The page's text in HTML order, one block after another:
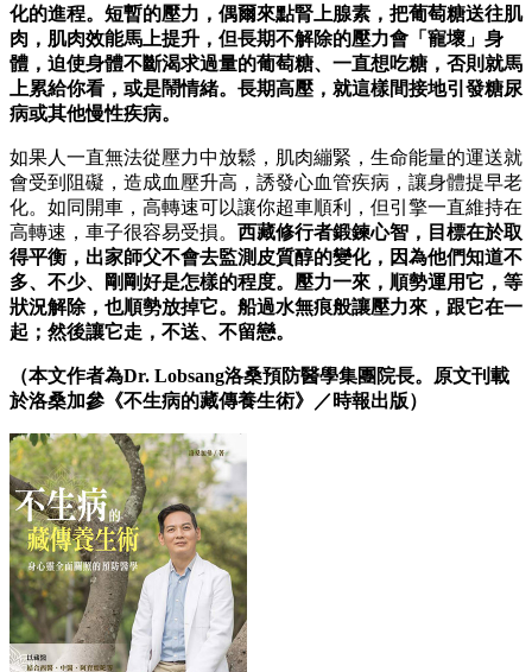
化的進程。短暫的壓力，偶爾來點腎上腺素，把葡萄糖送往肌
肉，肌肉效能馬上提升，但長期不解除的壓力會「寵壞」身
體，迫使身體不斷渴求過量的葡萄糖、一直想吃糖，否則就馬
上累給你看，或是鬧情緒。長期高壓，就這樣間接地引發糖尿
病或其他慢性疾病。
如果人一直無法從壓力中放鬆，肌肉繃緊，生命能量的運送就
會受到阻礙，造成血壓升高，誘發心血管疾病，讓身體提早老
化。如同開車，高轉速可以讓你超車順利，但引擎一直維持在
高轉速，車子很容易受損。 西藏修行者鍛鍊心智，目標在於取
得平衡，出家師父不會去監測皮質醇的變化，因為他們知道不
多、不少、剛剛好是怎樣的程度。壓力一來，順勢運用它，等
狀況解除，也順勢放掉它。船過水無痕般讓壓力來，跟它在一
起；然後讓它走，不送、不留戀。
（本文作者為Dr. Lobsang洛桑預防醫學集團院長。原文刊載
於洛桑加參《不生病的藏傳養生術》／時報出版）